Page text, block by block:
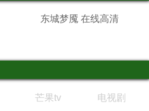
东城梦魇 在线高清
芒果tv
电视剧